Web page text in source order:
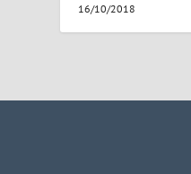
16/10/2018